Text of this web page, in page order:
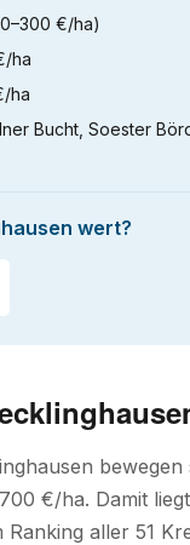
€/ha)
ha
ha
Bucht, Soester
wert?
€/ha. Damit
aller 51